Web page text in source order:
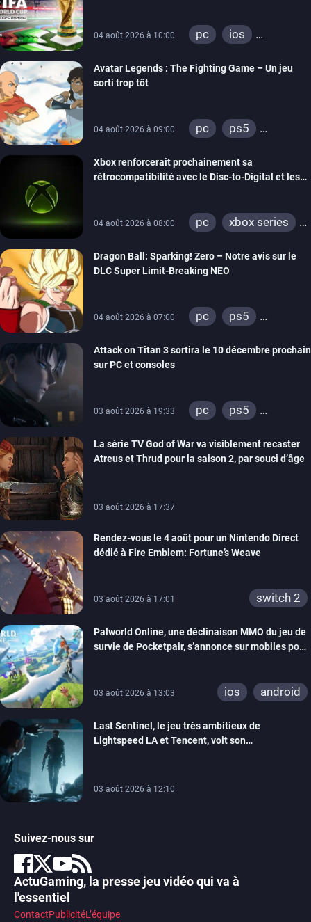
04 août 2026 à 10:00 pc
ios
Avatar Legends : The Fighting Game – Un jeu
sorti trop tôt
04 août 2026 à 09:00 pc
ps5
switch
switch 2
Xbox renforcerait prochainement sa
rétrocompatibilité avec le Disc-to-Digital et les
04 août 2026 à 08:00 pc
xbox series
xbox 360
Dragon Ball: Sparking! Zero – Notre avis sur le
DLC Super Limit-Breaking NEO
04 août 2026 à 07:00 pc
ps5
Attack on Titan 3 sortira le 10 décembre prochain
sur PC et consoles
03 août 2026 à 19:33 pc
ps5
switch 2
La série TV God of War va visiblement recaster
Atreus et Thrud pour la saison 2, par souci d’âge
03 août 2026 à 17:37
Rendez-vous le 4 août pour un Nintendo Direct
dédié à Fire Emblem: Fortune’s Weave
03 août 2026 à 17:01 switch 2
Palworld Online, une déclinaison MMO du jeu de
survie de Pocketpair, s’annonce sur mobiles pour
03 août 2026 à 13:03 ios android
Last Sentinel, le jeu très ambitieux de
Lightspeed LA et Tencent, voit son
03 août 2026 à 12:10
Suivez-nous sur
ActuGaming, la presse jeu vidéo qui va à
l'essentiel
ContactPublicitéL’équipe